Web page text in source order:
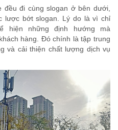
đều đi cùng slogan ở bên dưới,
lược bớt slogan. Lý do là vì chỉ
hiện những định hướng mà
hàng. Đó chính là tập trung
và cải thiện chất lượng dịch vụ